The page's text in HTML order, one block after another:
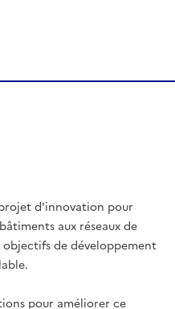
d'innovation pour
aux réseaux de
de développement
pour améliorer ce